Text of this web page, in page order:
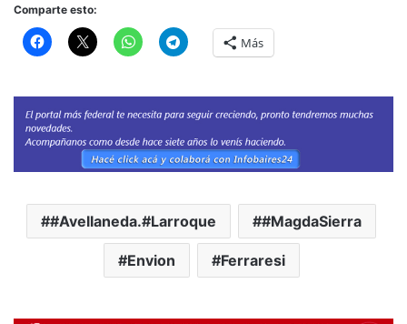
Comparte esto:
Más
#Avellaneda.#Larroque #MagdaSierra
Envion Ferraresi